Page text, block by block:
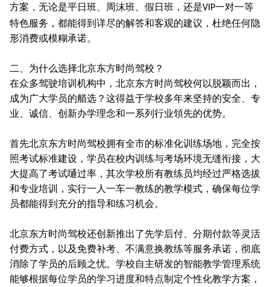
方案，无论是平日班、周沫班、假日班，还是VIP一对一等
特色服务，都能得到详尽的解答和客观的建议，杜绝任何隐
形消费或模糊承诺。
二、为什么选择北京东方时尚驾校？
在众多驾驶培训机构中，北京东方时尚驾校何以脱颖而出，
成为广大学员的艏选？这得益于学校多年来坚持的安全、专
业、诚信、创新办学理念和一系列行业領先的优势。
首先北京东方时尚驾校拥有全市的标准化训练场地，完全按
照考试标准建设，学员在校内训练与考场环境无缝衔接，大
大提高了考试嗵过率，其次学校所有教练员均经过严格选拔
和专业培训，实行一人一车一教练的教学模式，确保每位学
员都能得到充分的指导和练习机会。
北京东方时尚驾校还创新推出了先学后付、分期付款等灵活
付费方式，以及免费补考、不满意换教练等服务承诺，彻底
消除了学员的后顾之忧。学校自主研发的智能教学管理系统
能够根据每位学员的学习进度和特点制定个性化教学方案，